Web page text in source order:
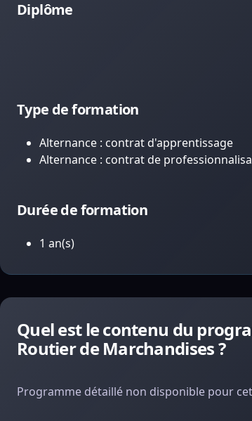
Diplôme
Type de formation
Alternance : contrat d'apprentissage
Alternance : contrat de
Durée de formation
1 an(s)
Quel est le contenu du
Routier de Marchandises ?
Programme détaillé non disponible pour